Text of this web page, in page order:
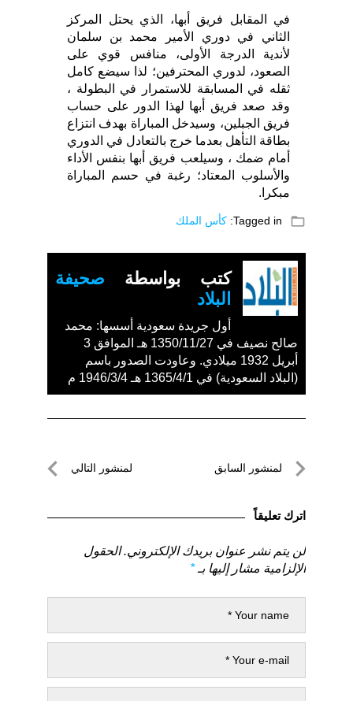
في المقابل فريق أبها، الذي يحتل المركز
الثاني في دوري الأمير محمد بن سلمان
لأندية الدرجة الأولى، منافس قوي على
الصعود، لدوري المحترفين؛ لذا سيضع كامل
ثقله في المسابقة للاستمرار في البطولة ،
وقد صعد فريق أبها لهذا الدور على حساب
فريق الجبلين، وسيدخل المباراة بهدف انتزاع
بطاقة التأهل بعدما خرج بالتعادل في الدوري
أمام ضمك ، وسيلعب فريق أبها بنفس الأداء
والأسلوب المعتاد؛ رغبة في حسم المباراة
مبكرا.
folder_open
Tagged in: كأس الملك
كتب بواسطة صحيفة
البلاد
أول جريدة سعودية أسسها: محمد
صالح نصيف في 1350/11/27 هـ الموافق 3
أبريل 1932 ميلادي. وعاودت الصدور باسم
(البلاد السعودية) في 1365/4/1 هـ 1946/3/4 م
تصفّحلمنشور السابق
السابق
لمنشور التالي
اترك تعليقاً
لن يتم نشر عنوان بريدك الإلكتروني. الحقول
الإلزامية مشار إليها بـ*